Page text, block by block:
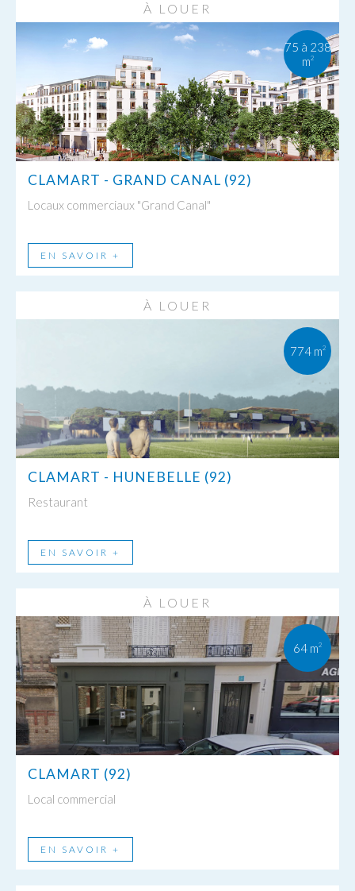
À LOUER
75 à 238
m2
CLAMART - GRAND CANAL (92)
Locaux commerciaux "Grand Canal"
EN SAVOIR +
À LOUER
774 m2
CLAMART - HUNEBELLE (92)
Restaurant
EN SAVOIR +
À LOUER
64 m2
CLAMART (92)
Local commercial
EN SAVOIR +